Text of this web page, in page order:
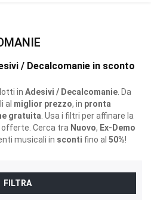
/ Decalcomanie in sconto
in Adesivi / Decalcomanie . Da
al miglior prezzo, in pronta
gratuita . Usa i filtri per affinare la
Cerca tra Nuovo, Ex-Demo
musicali in sconti fino al 50%!
FILTRA